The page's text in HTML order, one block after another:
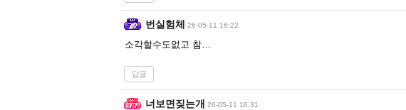
번실험체 26-05-11 16:22
소각할수도없고 참…
답글
너보면짖는개 26-05-11 16:31